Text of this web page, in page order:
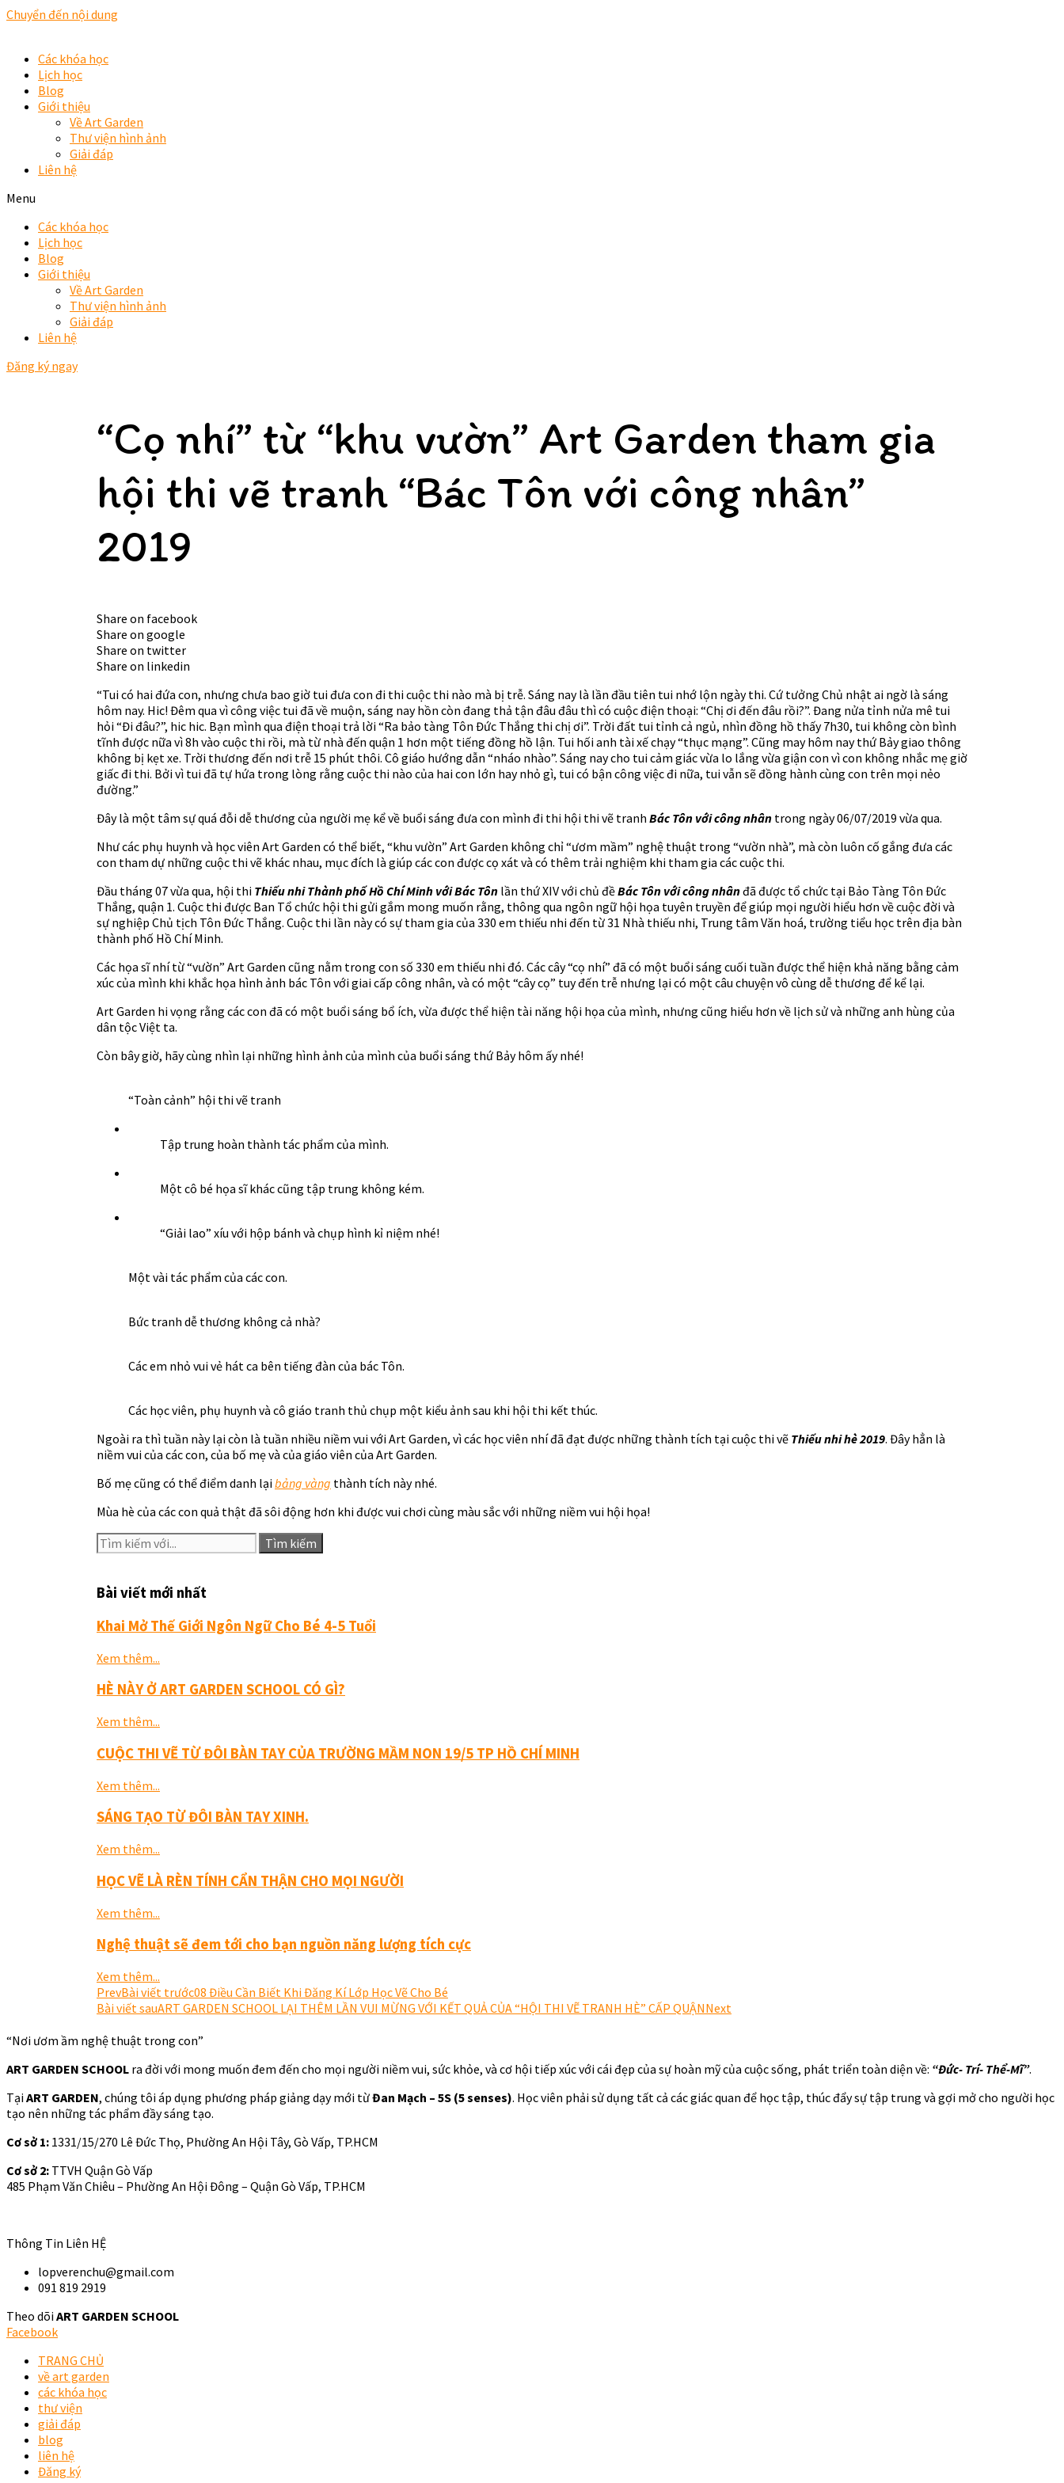
Chuyển đến nội dung
Các khóa học
Lịch học
Blog
Giới thiệu
Về Art Garden
Thư viện hình ảnh
Giải đáp
Liên hệ
Menu
Các khóa học
Lịch học
Blog
Giới thiệu
Về Art Garden
Thư viện hình ảnh
Giải đáp
Liên hệ
Đăng ký ngay
“Cọ nhí” từ “khu vườn” Art Garden tham gia
hội thi vẽ tranh “Bác Tôn với công nhân”
2019
Share on facebook
Share on google
Share on twitter
Share on linkedin
“Tui có hai đứa con, nhưng chưa bao giờ tui đưa con đi thi cuộc thi nào mà bị trễ. Sáng nay là lần đầu tiên tui nhớ lộn ngày thi. Cứ tưởng Chủ nhật ai ngờ là sáng
hôm nay. Hic! Đêm qua vì công việc tui đã về muộn, sáng nay hồn còn đang thả tận đâu đâu thì có cuộc điện thoại: “Chị ơi đến đâu rồi?”. Đang nửa tỉnh nửa mê tui
hỏi “Đi đâu?”, hic hic. Bạn mình qua điện thoại trả lời “Ra bảo tàng Tôn Đức Thắng thi chị ơi”. Trời đất tui tỉnh cả ngủ, nhìn đồng hồ thấy 7h30, tui không còn bình
tĩnh được nữa vì 8h vào cuộc thi rồi, mà từ nhà đến quận 1 hơn một tiếng đồng hồ lận. Tui hối anh tài xế chạy “thục mạng”. Cũng may hôm nay thứ Bảy giao thông
không bị kẹt xe. Trời thương đến nơi trễ 15 phút thôi. Cô giáo hướng dẫn “nháo nhào”. Sáng nay cho tui cảm giác vừa lo lắng vừa giận con vì con không nhắc mẹ giờ
giấc đi thi. Bởi vì tui đã tự hứa trong lòng rằng cuộc thi nào của hai con lớn hay nhỏ gì, tui có bận công việc đi nữa, tui vẫn sẽ đồng hành cùng con trên mọi nẻo
đường.”
Đây là một tâm sự quá đỗi dễ thương của người mẹ kể về buổi sáng đưa con mình đi thi hội thi vẽ tranh Bác Tôn với công nhân trong ngày 06/07/2019 vừa qua.
Như các phụ huynh và học viên Art Garden có thể biết, “khu vườn” Art Garden không chỉ “ươm mầm” nghệ thuật trong “vườn nhà”, mà còn luôn cố gắng đưa các
con tham dự những cuộc thi vẽ khác nhau, mục đích là giúp các con được cọ xát và có thêm trải nghiệm khi tham gia các cuộc thi.
Đầu tháng 07 vừa qua, hội thi Thiếu nhi Thành phố Hồ Chí Minh với Bác Tôn lần thứ XIV với chủ đềBác Tôn với công nhânđã được tổ chức tại Bảo Tàng Tôn Đức
Thắng, quận 1. Cuộc thi được Ban Tổ chức hội thi gửi gắm mong muốn rằng, thông qua ngôn ngữ hội họa tuyên truyền để giúp mọi người hiểu hơn về cuộc đời và
sự nghiệp Chủ tịch Tôn Đức Thắng. Cuộc thi lần này có sự tham gia của 330 em thiếu nhi đến từ 31 Nhà thiếu nhi, Trung tâm Văn hoá, trường tiểu học trên địa bàn
thành phố Hồ Chí Minh.
Các họa sĩ nhí từ “vườn” Art Garden cũng nằm trong con số 330 em thiếu nhi đó. Các cây “cọ nhí” đã có một buổi sáng cuối tuần được thể hiện khả năng bằng cảm
xúc của mình khi khắc họa hình ảnh bác Tôn với giai cấp công nhân, và có một “cây cọ” tuy đến trễ nhưng lại có một câu chuyện vô cùng dễ thương để kể lại.
Art Garden hi vọng rằng các con đã có một buổi sáng bổ ích, vừa được thể hiện tài năng hội họa của mình, nhưng cũng hiểu hơn về lịch sử và những anh hùng của
dân tộc Việt ta.
Còn bây giờ, hãy cùng nhìn lại những hình ảnh của mình của buổi sáng thứ Bảy hôm ấy nhé!
“Toàn cảnh” hội thi vẽ tranh
Tập trung hoàn thành tác phẩm của mình.
Một cô bé họa sĩ khác cũng tập trung không kém.
“Giải lao” xíu với hộp bánh và chụp hình kỉ niệm nhé!
Một vài tác phẩm của các con.
Bức tranh dễ thương không cả nhà?
Các em nhỏ vui vẻ hát ca bên tiếng đàn của bác Tôn.
Các học viên, phụ huynh và cô giáo tranh thủ chụp một kiểu ảnh sau khi hội thi kết thúc.
Ngoài ra thì tuần này lại còn là tuần nhiều niềm vui với Art Garden, vì các học viên nhí đã đạt được những thành tích tại cuộc thi vẽ Thiếu nhi hè 2019. Đây hẳn là
niềm vui của các con, của bố mẹ và của giáo viên của Art Garden.
Bố mẹ cũng có thể điểm danh lạibảng vàng thành tích này nhé.
Mùa hè của các con quả thật đã sôi động hơn khi được vui chơi cùng màu sắc với những niềm vui hội họa!
Tìm kiếm
Bài viết mới nhất
Khai Mở Thế Giới Ngôn Ngữ Cho Bé 4-5 Tuổi
Xem thêm...
HÈ NÀY Ở ART GARDEN SCHOOL CÓ GÌ?
Xem thêm...
CUỘC THI VẼ TỪ ĐÔI BÀN TAY CỦA TRƯỜNG MẦM NON 19/5 TP HỒ CHÍ MINH
Xem thêm...
SÁNG TẠO TỪ ĐÔI BÀN TAY XINH.
Xem thêm...
HỌC VẼ LÀ RÈN TÍNH CẨN THẬN CHO MỌI NGƯỜI
Xem thêm...
Nghệ thuật sẽ đem tới cho bạn nguồn năng lượng tích cực
Xem thêm...
PrevBài viết trước08 Điều Cần Biết Khi Đăng Kí Lớp Học Vẽ Cho Bé
Bài viết sauART GARDEN SCHOOL LẠI THÊM LẦN VUI MỪNG VỚI KẾT QUẢ CỦA “HỘI THI VẼ TRANH HÈ” CẤP QUẬNNext
“Nơi ươm ầm nghệ thuật trong con”
ART GARDEN SCHOOL ra đời với mong muốn đem đến cho mọi người niềm vui, sức khỏe, và cơ hội tiếp xúc với cái đẹp của sự hoàn mỹ của cuộc sống, phát triển toàn diện về: “Đức- Trí- Thể-Mĩ”.
TạiART GARDEN, chúng tôi áp dụng phương pháp giảng dạy mới từĐan Mạch – 5S (5 senses). Học viên phải sử dụng tất cả các giác quan để học tập, thúc đẩy sự tập trung và gợi mở cho người học
tạo nên những tác phẩm đầy sáng tạo.
Cơ sở 1: 1331/15/270 Lê Đức Thọ, Phường An Hội Tây, Gò Vấp, TP.HCM
Cơ sở 2: TTVH Quận Gò Vấp
485 Phạm Văn Chiêu – Phường An Hội Đông – Quận Gò Vấp, TP.HCM
Thông Tin Liên HỆ
lopverenchu@gmail.com
091 819 2919
Theo dõiART GARDEN SCHOOL
Facebook
TRANG CHỦ
về art garden
các khóa học
thư viện
giải đáp
blog
liên hệ
Đăng ký